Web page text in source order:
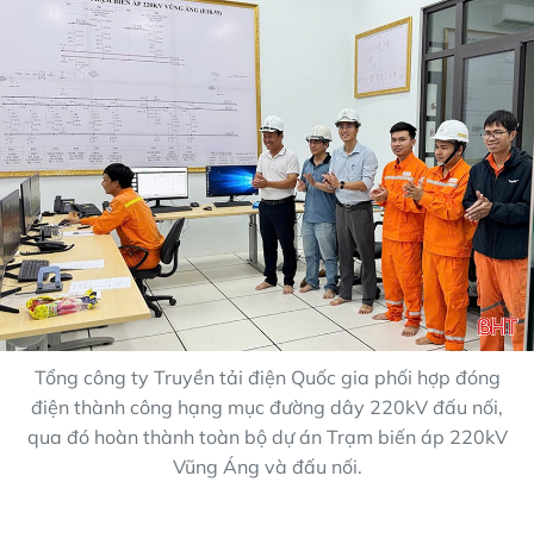
Tổng công ty Truyền tải điện Quốc gia phối hợp đóng
điện thành công hạng mục đường dây 220kV đấu nối,
qua đó hoàn thành toàn bộ dự án Trạm biến áp 220kV
Vũng Áng và đấu nối.